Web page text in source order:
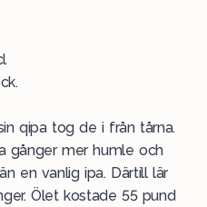
qipa tog de i från tårna.
gånger mer humle och
en vanlig ipa. Därtill lär
Ölet kostade 55 pund